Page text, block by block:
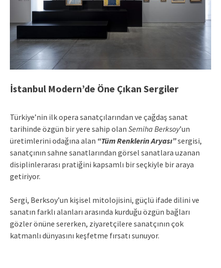
İstanbul Modern’de Öne Çıkan Sergiler
Türkiye’nin ilk opera sanatçılarından ve çağdaş sanat
tarihinde özgün bir yere sahip olan Semiha Berksoy’un
üretimlerini odağına alan “Tüm Renklerin Aryası”sergisi,
sanatçının sahne sanatlarından görsel sanatlara uzanan
disiplinlerarası pratiğini kapsamlı bir seçkiyle bir araya
getiriyor.
Sergi, Berksoy’un kişisel mitolojisini, güçlü ifade dilini ve
sanatın farklı alanları arasında kurduğu özgün bağları
gözler önüne sererken, ziyaretçilere sanatçının çok
katmanlı dünyasını keşfetme fırsatı sunuyor.